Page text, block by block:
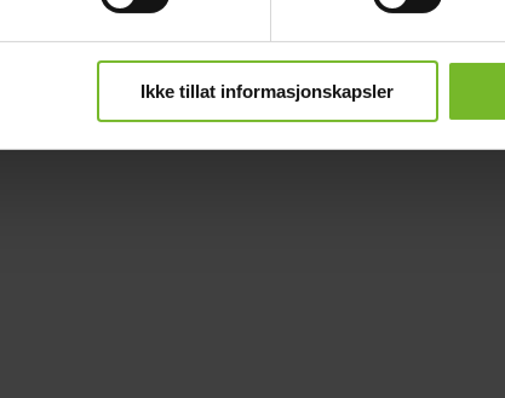
Ikke tillat informasjonskapsler